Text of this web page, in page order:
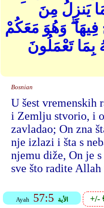
يَنزِلُ مِنَ
فِيهَا ۖ وَهُوَ مَعَكُمْ
بِمَا تَعْمَلُونَ
Bosnian
U šest vremenskih
i Zemlju stvorio, i
zavladao; On zna
nje izlazi i šta s
njemu diže, On je
sve što radite
Ayah 57:5 الأية +/-